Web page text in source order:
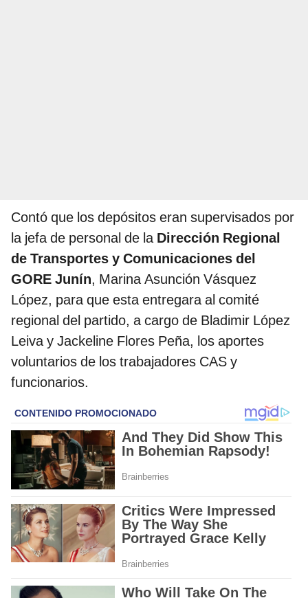
Contó que los depósitos eran supervisados por
la jefa de personal de la Dirección Regional
de Transportes y Comunicaciones del
GORE Junín, Marina Asunción Vásquez
López, para que esta entregara al comité
regional del partido, a cargo de Bladimir López
Leiva y Jackeline Flores Peña, los aportes
voluntarios de los trabajadores CAS y
funcionarios.